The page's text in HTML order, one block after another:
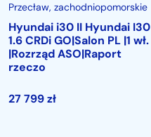
Przecław, zachodniopomorskie
Hyundai i30 II Hyundai I30
1.6 CRDi GO|Salon PL |1 wł.
|Rozrząd ASO|Raport
rzeczo
27 799zł